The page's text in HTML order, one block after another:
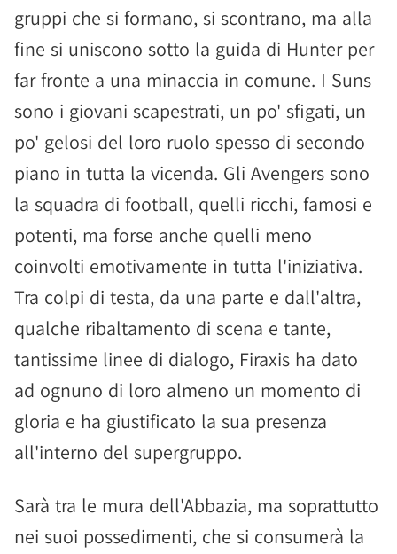
gruppi che si formano, si scontrano, ma alla
fine si uniscono sotto la guida di Hunter per
far fronte a una minaccia in comune. I Suns
sono i giovani scapestrati, un po' sfigati, un
po' gelosi del loro ruolo spesso di secondo
piano in tutta la vicenda. Gli Avengers sono
la squadra di football, quelli ricchi, famosi e
potenti, ma forse anche quelli meno
coinvolti emotivamente in tutta l'iniziativa.
Tra colpi di testa, da una parte e dall'altra,
qualche ribaltamento di scena e tante,
tantissime linee di dialogo, Firaxis ha dato
ad ognuno di loro almeno un momento di
gloria e ha giustificato la sua presenza
all'interno del supergruppo.
Sarà tra le mura dell'Abbazia, ma soprattutto
nei suoi possedimenti, che si consumerà la